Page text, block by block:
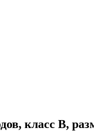
класс В,